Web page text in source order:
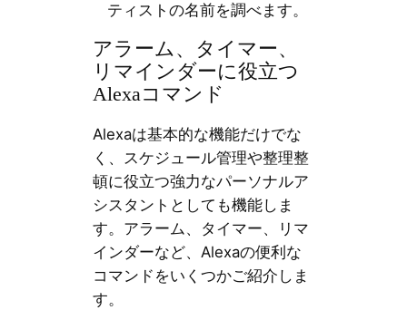
ティストの名前を調べます。
アラーム、タイマー、
リマインダーに役立つ
Alexaコマンド
Alexaは基本的な機能だけでな
く、スケジュール管理や整理整
頓に役立つ強力なパーソナルア
シスタントとしても機能しま
す。アラーム、タイマー、リマ
インダーなど、Alexaの便利な
コマンドをいくつかご紹介しま
す。